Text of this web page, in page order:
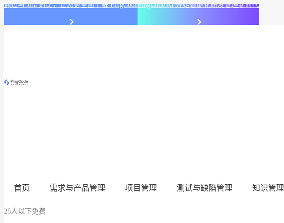
通过与 Jira 对比，让您更全面了解 PingCodePingCode AI 开始智能化研发管理新时代
首页 需求与产品管理 项目管理 测试与缺陷管理 知识管理
25人以下免费